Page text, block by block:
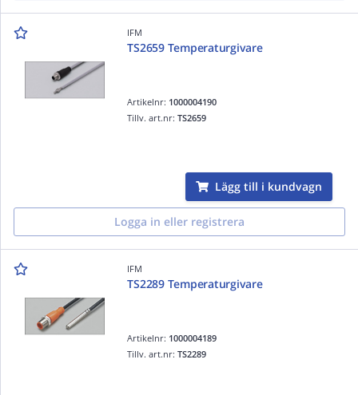
IFM
TS2659 Temperaturgivare
Artikelnr: 1000004190
Tillv. art.nr:TS2659
Lägg till i kundvagn
Logga in eller registrera
IFM
TS2289 Temperaturgivare
Artikelnr: 1000004189
Tillv. art.nr:TS2289